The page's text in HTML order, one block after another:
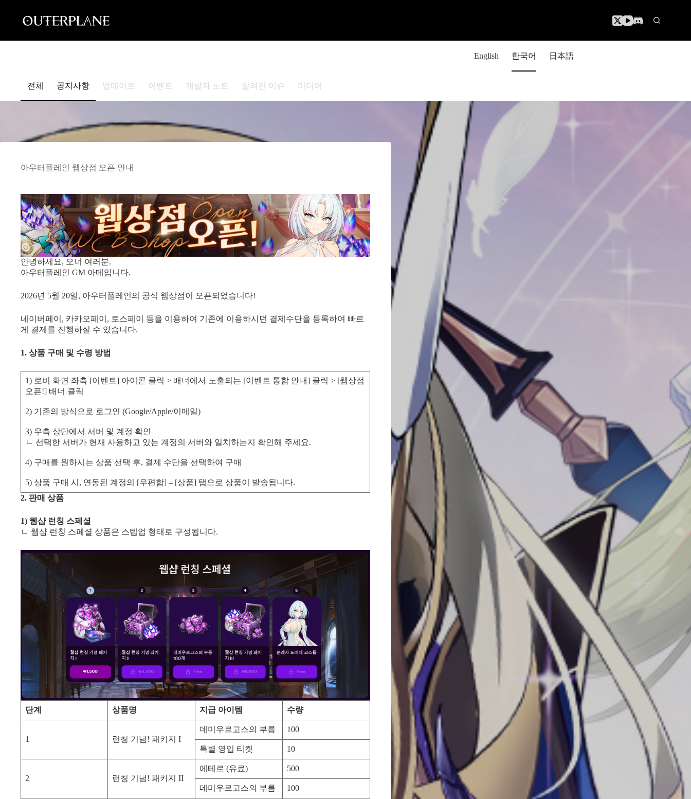
content
English 한국어 日本語
전체 공지사항 업데이트 이벤트 개발자 노트 알려진 이슈 미디어
아우터플레인 웹상점 오픈 안내
안녕하세요, 오너 여러분.
아우터플레인 GM 아메입니다.
2026년 5월 20일, 아우터플레인의 공식 웹상점이 오픈되었습니다!
네이버페이, 카카오페이, 토스페이 등을 이용하여 기존에 이용하시던 결제수단을 등록하여 빠르
게 결제를 진행하실 수 있습니다.
1. 상품 구매 및 수령 방법
1) 로비 화면 좌측 [이벤트] 아이콘 클릭 > 배너에서 노출되는 [이벤트 통합 안내] 클릭 > [웹상점
오픈!] 배너 클릭
2) 기존의 방식으로 로그인 (Google/Apple/이메일)
3) 우측 상단에서 서버 및 계정 확인
ㄴ 선택한 서버가 현재 사용하고 있는 계정의 서버와 일치하는지 확인해 주세요.
4) 구매를 원하시는 상품 선택 후, 결제 수단을 선택하여 구매
5) 상품 구매 시, 연동된 계정의 [우편함] – [상품] 탭으로 상품이 발송됩니다.
2. 판매 상품
1) 웹샵 런칭 스페셜
ㄴ 웹샵 런칭 스페셜 상품은 스텝업 형태로 구성됩니다.
단계 상품명 지급 아이템 수량
1 런칭 기념! 패키지 I
데미우르고스의 부름 100
특별 영입 티켓 10
2 런칭 기념! 패키지 II
에테르 (유료) 500
데미우르고스의 부름 100